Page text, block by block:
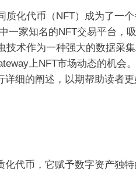
质化代币（NFT）成为了一
一家知名的NFT交易平台，
技术作为一种强大的数据采
上NFT市场动态的机会
详细的阐述，以期帮助读者
化代币，它赋予数字资产独